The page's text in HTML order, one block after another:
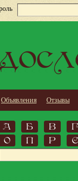
Объявления Отзывы
А Б В Г
О
П Р С